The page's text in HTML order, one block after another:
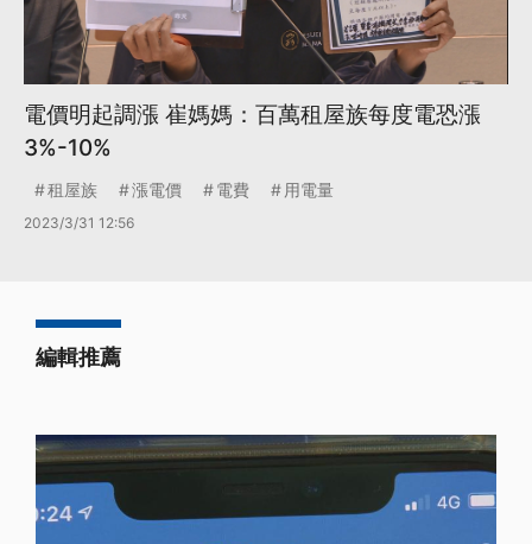
電價明起調漲 崔媽媽：百萬租屋族每度電恐漲
3%-10%
租屋族 漲電價 電費 用電量
2023/3/31 12:56
編輯推薦